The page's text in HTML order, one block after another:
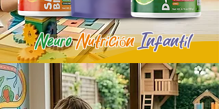
NeuroNutriciónInfantil